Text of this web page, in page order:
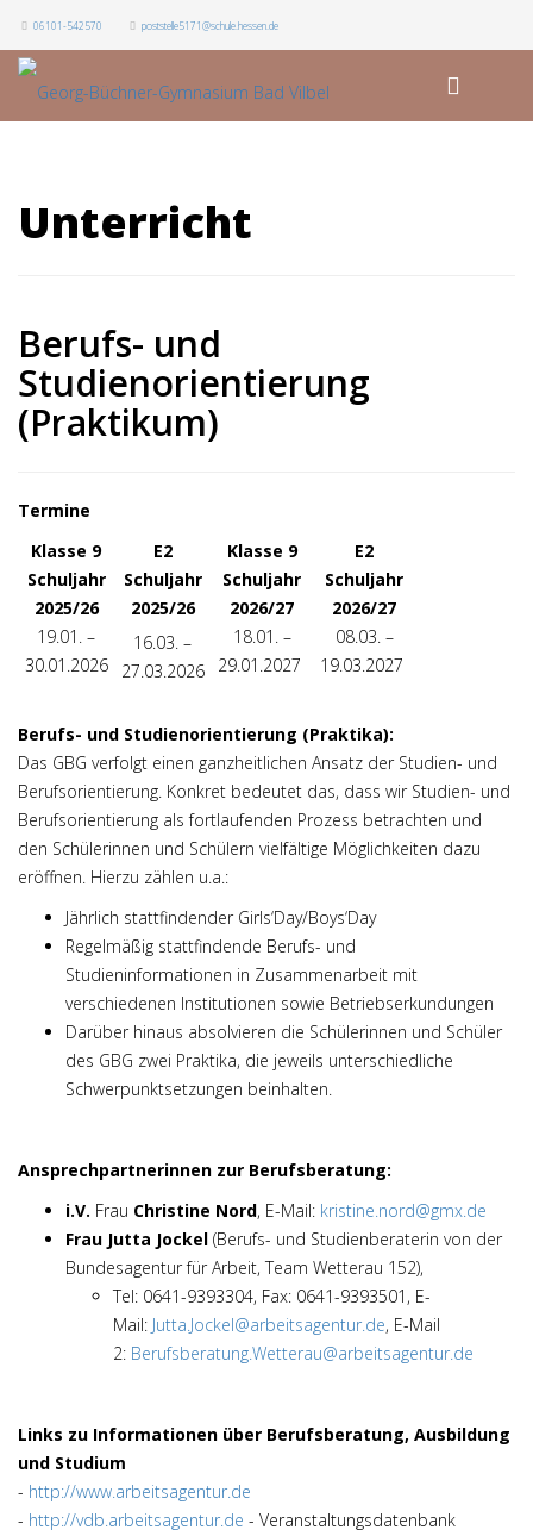
06101-542570 poststelle5171@schule.hessen.de
Unterricht
Berufs- und
Studienorientierung
(Praktikum)
Termine
Klasse 9
Schuljahr
2025/26
E2
Schuljahr
2025/26
Klasse 9
Schuljahr
2026/27
E2
Schuljahr
2026/27
19.01. –
30.01.2026
16.03. –
27.03.2026
18.01. –
29.01.2027
08.03. –
19.03.2027
Berufs- und Studienorientierung (Praktika):
Das GBG verfolgt einen ganzheitlichen Ansatz der Studien- und
Berufsorientierung. Konkret bedeutet das, dass wir Studien- und
Berufsorientierung als fortlaufenden Prozess betrachten und
den Schülerinnen und Schülern vielfältige Möglichkeiten dazu
eröffnen. Hierzu zählen u.a.:
Jährlich stattfindender Girls‘Day/Boys‘Day
Regelmäßig stattfindende Berufs- und
Studieninformationen in Zusammenarbeit mit
verschiedenen Institutionen sowie Betriebserkundungen
Darüber hinaus absolvieren die Schülerinnen und Schüler
des GBG zwei Praktika, die jeweils unterschiedliche
Schwerpunktsetzungen beinhalten.
Ansprechpartnerinnen zur Berufsberatung:
i.V. Frau Christine Nord, E-Mail: kristine.nord@gmx.de
Frau Jutta Jockel (Berufs- und Studienberaterin von der
Bundesagentur für Arbeit, Team Wetterau 152),
Tel: 0641-9393304, Fax: 0641-9393501, E-
Mail: Jutta.Jockel@arbeitsagentur.de, E-Mail
2: Berufsberatung.Wetterau@arbeitsagentur.de
Links zu Informationen über Berufsberatung, Ausbildung
und Studium
- http://www.arbeitsagentur.de
- http://vdb.arbeitsagentur.de - Veranstaltungsdatenbank